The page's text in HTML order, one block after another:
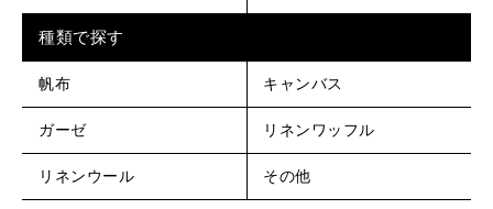
種類で探す
帆布 キャンバス
ガーゼ リネンワッフル
リネンウール その他